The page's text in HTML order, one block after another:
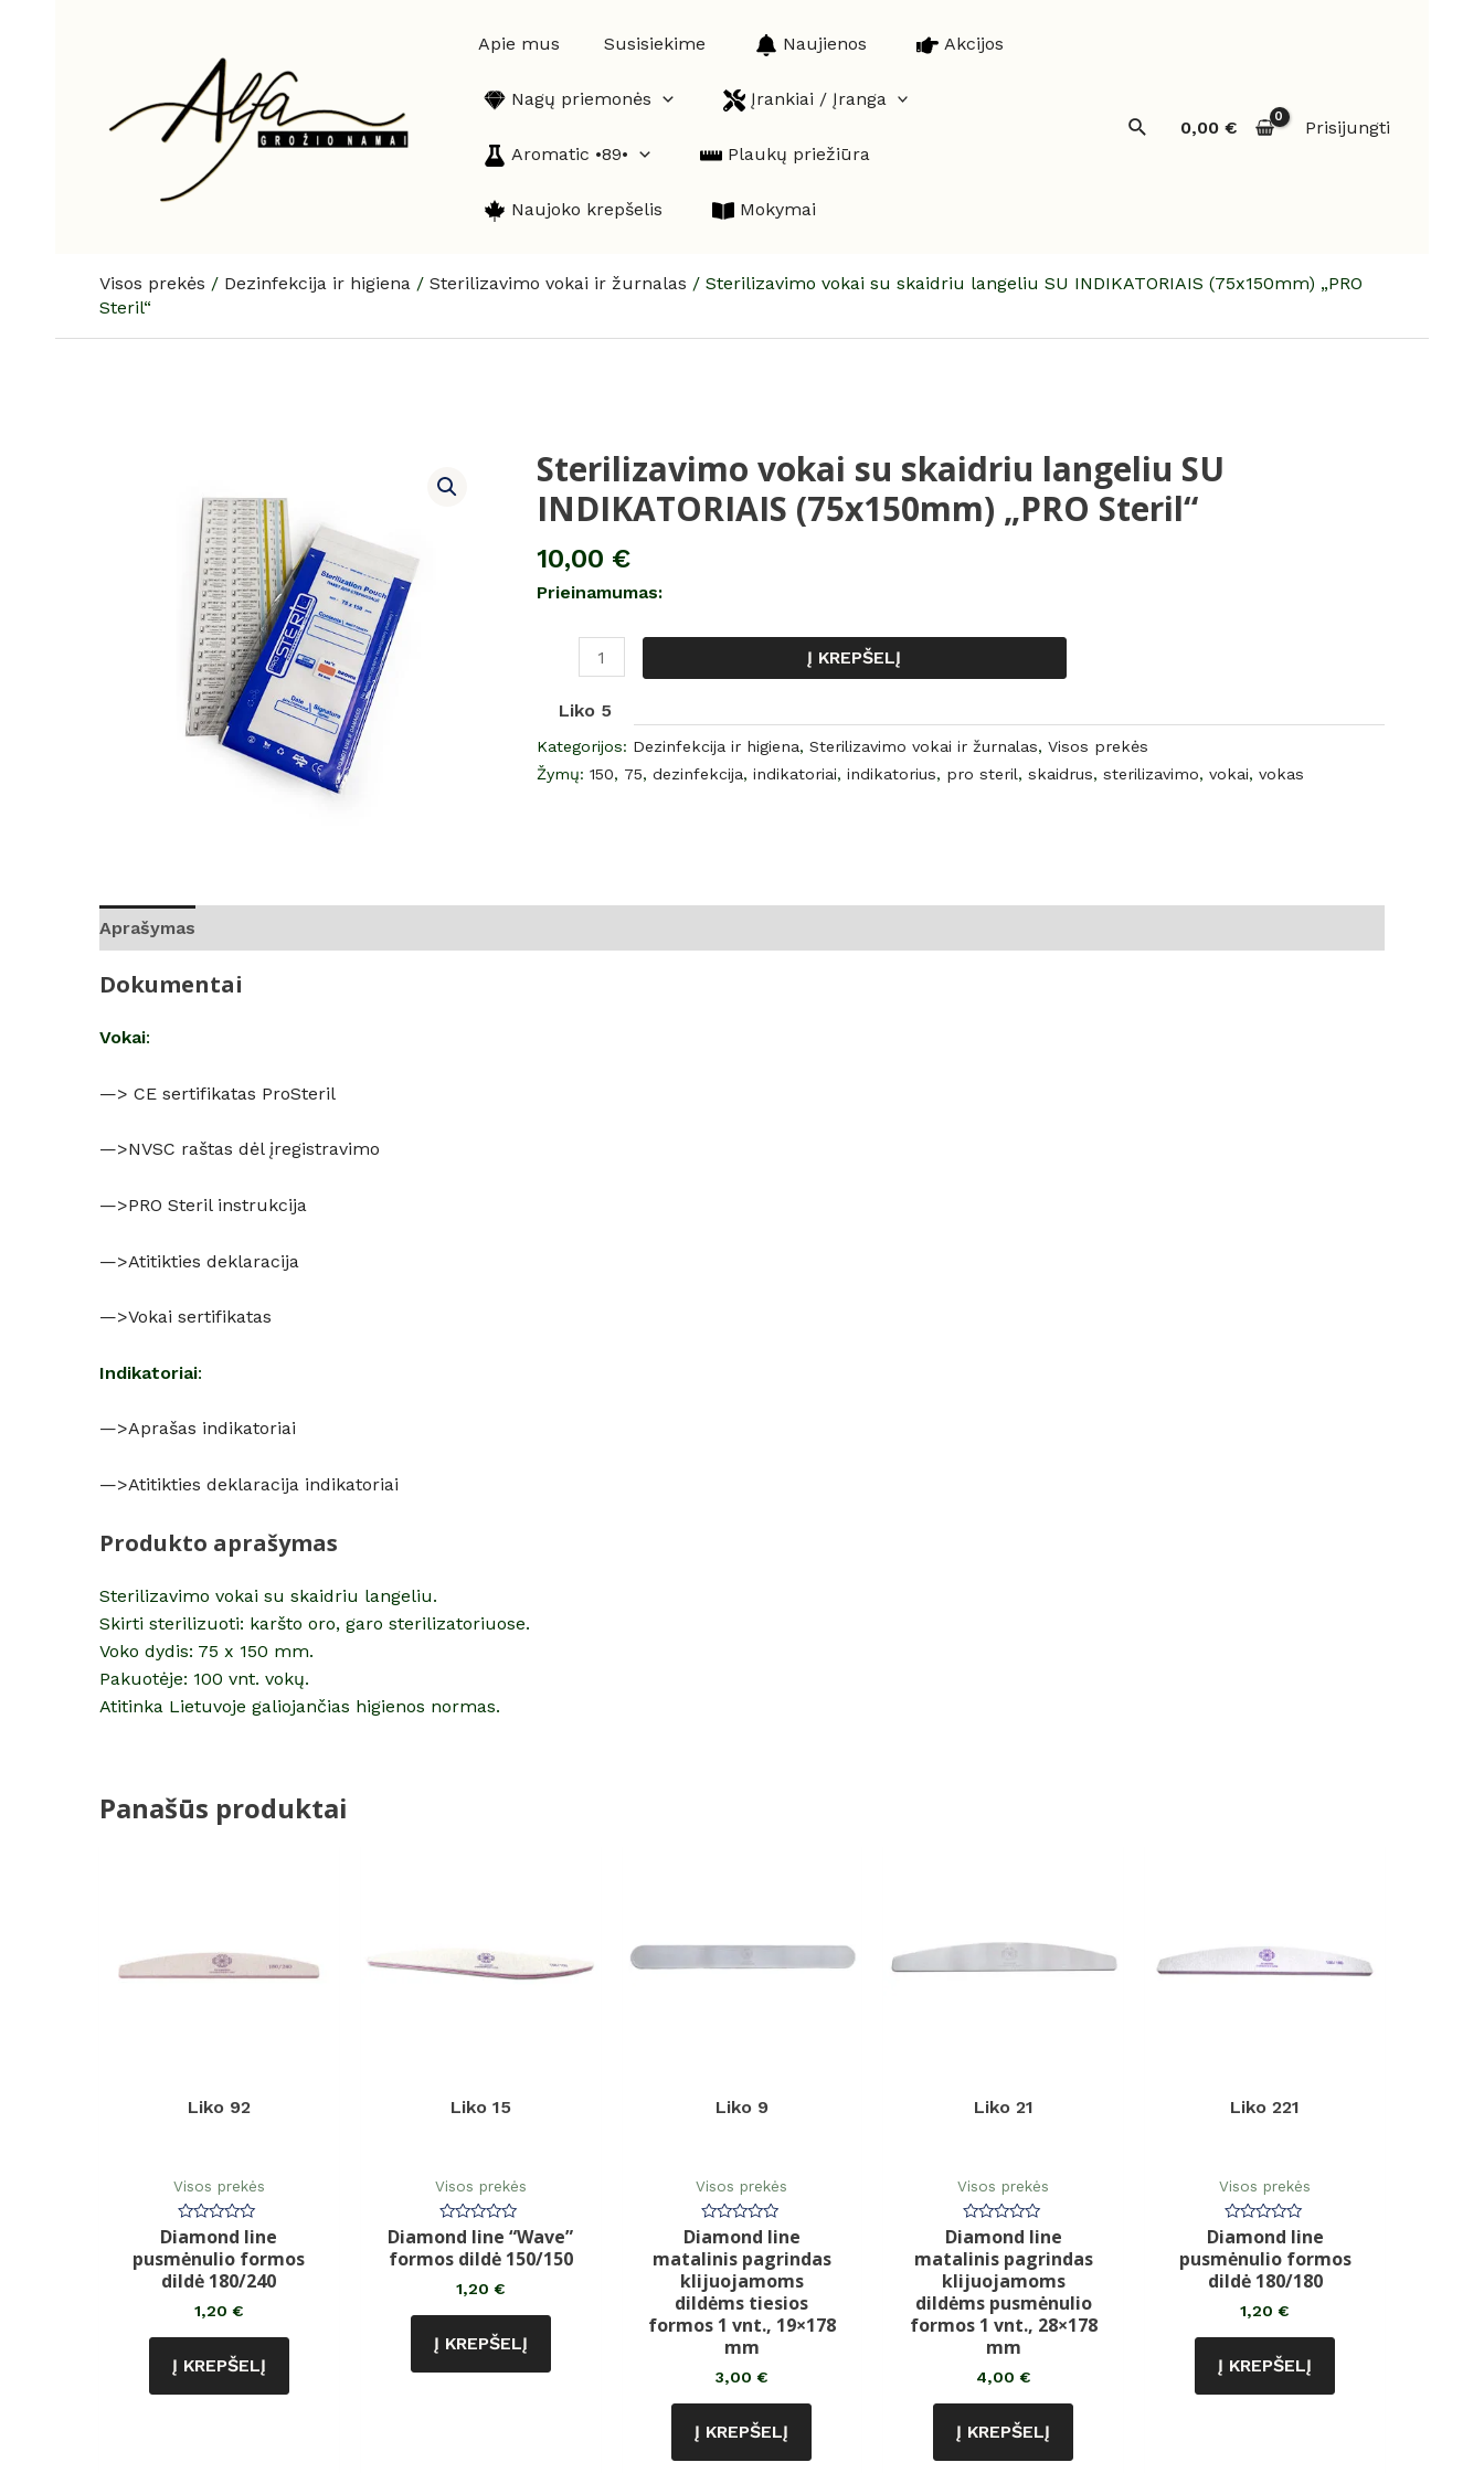
Apie mus Susisiekime Naujienos Akcijos
Nagų priemonės Įrankiai / Įranga
Aromatic •89• Plaukų priežiūra
Naujoko krepšelis Mokymai
Paieška0,00 € Prisijungti
Visos prekės / Dezinfekcija ir higiena / Sterilizavimo vokai ir žurnalas / Sterilizavimo vokai su skaidriu langeliu SU INDIKATORIAIS (75x150mm) „PRO
Steril“
Sterilizavimo vokai su skaidriu langeliu SU
INDIKATORIAIS (75x150mm) „PRO Steril“
10,00 €
Prieinamumas:
produkto
Sterilizavimo
vokai
su
skaidriu
INDIKATORIAIS
(75x150mm)
„PRO
Steril“
Į KREPŠELĮ
Liko 5
Kategorijos: Dezinfekcija ir higiena, Sterilizavimo vokai ir žurnalas, Visos prekės
Žymų: 150, 75, dezinfekcija, indikatoriai, indikatorius, pro steril, skaidrus, sterilizavimo, vokai, vokas
Aprašymas
Dokumentai
Vokai:
—> CE sertifikatas ProSteril
—>NVSC raštas dėl įregistravimo
—>PRO Steril instrukcija
—>Atitikties deklaracija
—>Vokai sertifikatas
Indikatoriai:
—>Aprašas indikatoriai
—>Atitikties deklaracija indikatoriai
Produkto aprašymas
Sterilizavimo vokai su skaidriu langeliu.
Skirti sterilizuoti: karšto oro, garo sterilizatoriuose.
Voko dydis: 75 x 150 mm.
Pakuotėje: 100 vnt. vokų.
Atitinka Lietuvoje galiojančias higienos normas.
Panašūs produktai
Liko 92
Visos prekės
Įvertinimas:
0
iš
5
Diamond line
pusmėnulio formos
dildė 180/240
1,20 €
Į KREPŠELĮ
Liko 15
Visos prekės
Įvertinimas:
0
iš
Diamond line “Wave”
formos dildė 150/150
1,20 €
Į KREPŠELĮ
Liko 9
Visos prekės
Įvertinimas:
0
5
Diamond line
matalinis pagrindas
klijuojamoms
dildėms tiesios
formos 1 vnt., 19×178
mm
3,00€
Į KREPŠELĮ
Liko 21
Visos prekės
Įvertinimas:
0
5
Diamond line
matalinis pagrindas
klijuojamoms
dildėms pusmėnulio
formos 1 vnt., 28×178
mm
4,00 €
Į KREPŠELĮ
Liko 221
Visos prekės
Įvertinimas:
0
iš
5
Diamond line
pusmėnulio formos
dildė 180/180
1,20€
Į KREPŠELĮ